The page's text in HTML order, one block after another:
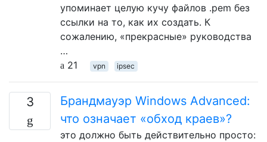
упоминает целую кучу файлов .pem без
ссылки на то, как их создать. К
сожалению, «прекрасные» руководства
…
21
vpn ipsec
3
Брандмауэр Windows Advanced:
что означает «обход краев»?
это должно быть действительно просто: